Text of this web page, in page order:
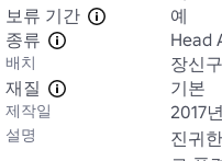
보류 기간
예
종류
Head
배치
장신
재질
기본
제작일 2017
설명
진귀